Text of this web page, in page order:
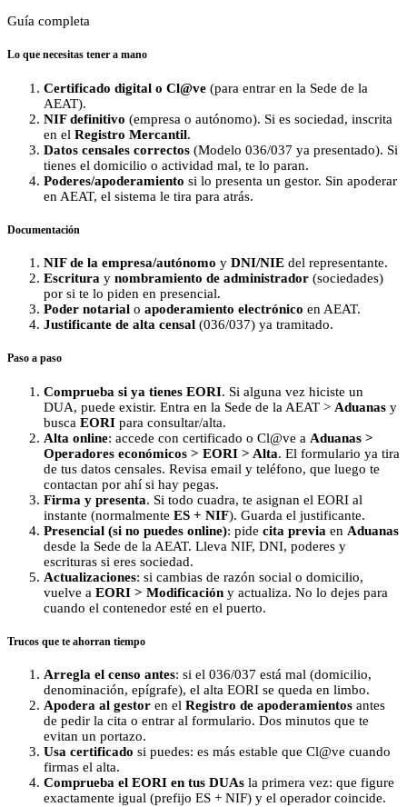
Guía completa
Lo que necesitas tener a mano
Certificado digital o Cl@ve (para entrar en la Sede de la
AEAT).
NIF definitivo (empresa o autónomo). Si es sociedad, inscrita
en el Registro Mercantil.
Datos censales correctos (Modelo 036/037 ya presentado). Si
tienes el domicilio o actividad mal, te lo paran.
Poderes/apoderamiento si lo presenta un gestor. Sin apoderar
en AEAT, el sistema le tira para atrás.
Documentación
NIF de la empresa/autónomo y DNI/NIE del representante.
Escritura y nombramiento de administrador (sociedades)
por si te lo piden en presencial.
Poder notarial o apoderamiento electrónico en AEAT.
Justificante de alta censal (036/037) ya tramitado.
Paso a paso
Comprueba si ya tienes EORI. Si alguna vez hiciste un
DUA, puede existir. Entra en la Sede de la AEAT > Aduanas y
busca EORI para consultar/alta.
Alta online: accede con certificado o Cl@ve a Aduanas >
Operadores económicos > EORI > Alta. El formulario ya tira
de tus datos censales. Revisa email y teléfono, que luego te
contactan por ahí si hay pegas.
Firma y presenta. Si todo cuadra, te asignan el EORI al
instante (normalmente ES + NIF). Guarda el justificante.
Presencial (si no puedes online): pide cita previa en Aduanas
desde la Sede de la AEAT. Lleva NIF, DNI, poderes y
escrituras si eres sociedad.
Actualizaciones: si cambias de razón social o domicilio,
vuelve a EORI > Modificación y actualiza. No lo dejes para
cuando el contenedor esté en el puerto.
Trucos que te ahorran tiempo
Arregla el censo antes: si el 036/037 está mal (domicilio,
denominación, epígrafe), el alta EORI se queda en limbo.
Apodera al gestor en el Registro de apoderamientos antes
de pedir la cita o entrar al formulario. Dos minutos que te
evitan un portazo.
Usa certificado si puedes: es más estable que Cl@ve cuando
firmas el alta.
Comprueba el EORI en tus DUAs la primera vez: que figure
exactamente igual (prefijo ES + NIF) y el operador coincide.